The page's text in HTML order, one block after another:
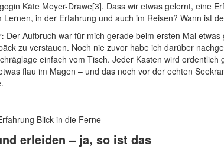
Käte Meyer-Drawe[3]. Dass wir etwas gelernt, eine
Lernen, in der Erfahrung und auch im Reisen? Wann ist
Der Aufbruch war für mich gerade beim ersten Mal
zu verstauen. Noch nie zuvor habe ich darüber
einfach vom Tisch. Jeder Kasten wird
flau im Magen – und das noch vor der echten
erleiden – ja, so ist das